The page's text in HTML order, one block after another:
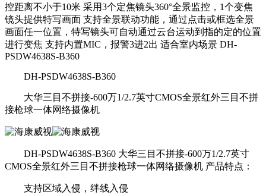
控距离不小于10米 采用3个定焦镜头360°全景监控，1个变焦
镜头提供特写画面 支持全景联动功能，通过点击或框选全景
画面任一位置，特写镜头可自动通过云台运动到指的定的位置
进行变焦 支持内置MIC，报警3进2出 适合室内场景 DH-
PSDW4638S-B360
DH-PSDW4638S-B360
大华三目不拼接-600万1/2.7英寸CMOS全景红外三目不拼
接枪球一体网络摄像机
DH-PSDW4638S-B360 大华三目不拼接-600万1/2.7英寸
CMOS全景红外三目不拼接枪球一体网络摄像机 产品特点：
支持区域入侵，绊线入侵